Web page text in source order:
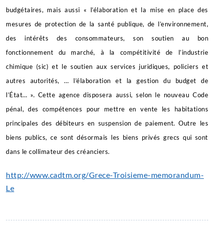
budgétaires, mais aussi « l’élaboration et la mise en place des
mesures de protection de la santé publique, de l’environnement,
des intérêts des consommateurs, son soutien au bon
fonctionnement du marché, à la compétitivité de l’industrie
chimique (sic) et le soutien aux services juridiques, policiers et
autres autorités, … l’élaboration et la gestion du budget de
l’État… ». Cette agence disposera aussi, selon le nouveau Code
pénal, des compétences pour mettre en vente les habitations
principales des débiteurs en suspension de paiement. Outre les
biens publics, ce sont désormais les biens privés grecs qui sont
dans le collimateur des créanciers.
http://www.cadtm.org/Grece-Troisieme-memorandum-
Le